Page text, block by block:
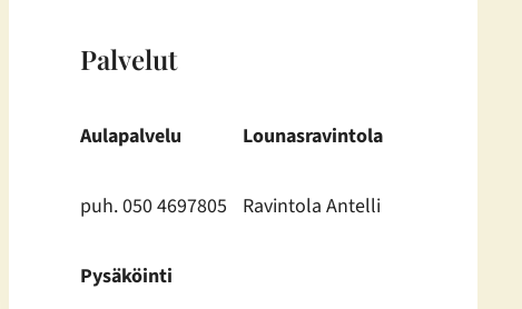
Palvelut
Aulapalvelu
puh. 050 4697805
Lounasravintola
Ravintola Antelli
Pysäköinti